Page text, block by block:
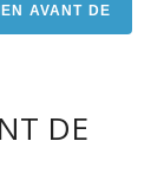
AVANT DE
DE